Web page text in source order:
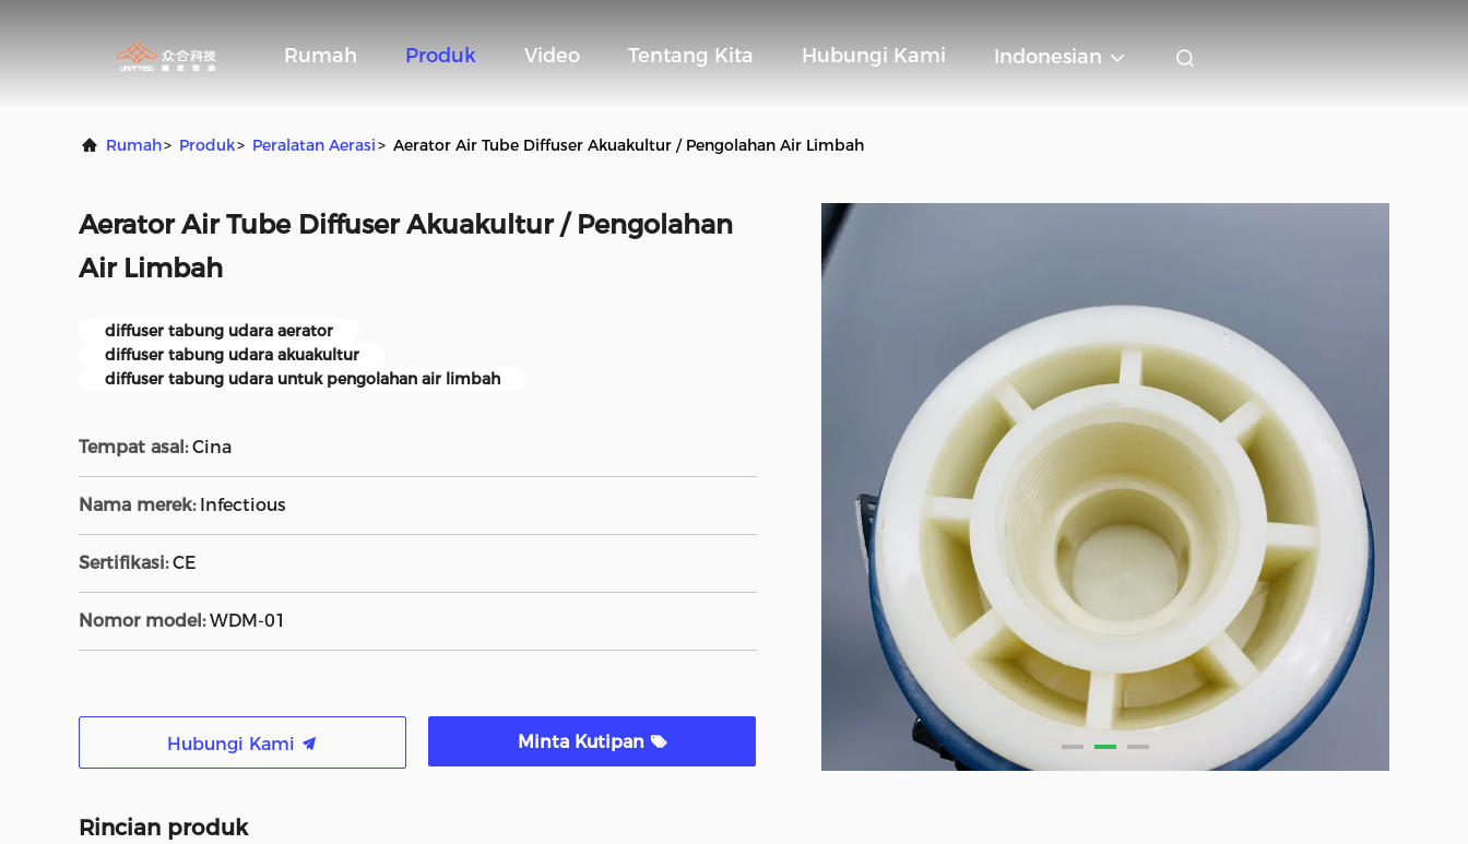
Rumah Produk Video Tentang Kita Hubungi Kami Indonesian
Rumah> Produk> Peralatan Aerasi> Aerator Air Tube Diffuser Akuakultur / Pengolahan Air Limbah
Aerator Air Tube Diffuser Akuakultur / Pengolahan
Air Limbah
diffuser tabung udara aerator
diffuser tabung udara akuakultur
diffuser tabung udara untuk pengolahan air limbah
Tempat asal: Cina
Nama merek: Infectious
Sertifikasi: CE
Nomor model: WDM-01
Hubungi Kami Minta Kutipan
Rincian produk